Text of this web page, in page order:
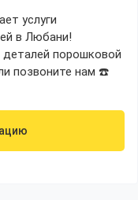
услуги
в Любани!
порошковой
позвоните нам ☎️